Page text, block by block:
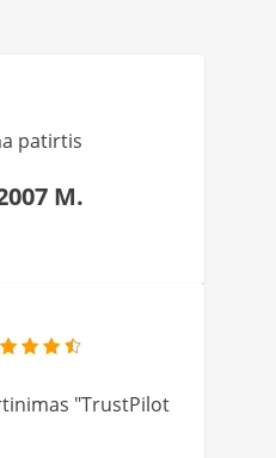
patirtis
M.
"TrustPilot